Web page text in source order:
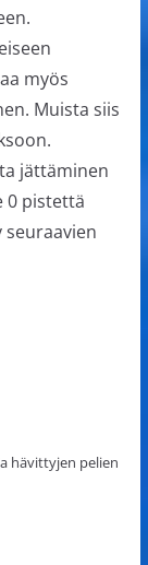
myös
Muista siis
jättäminen
0 pistettä
hävittyjen pelien